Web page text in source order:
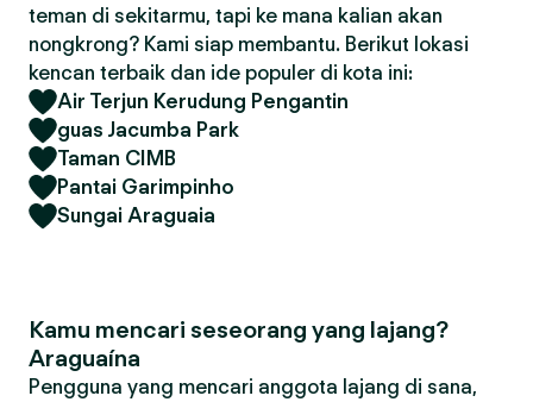
teman di sekitarmu, tapi ke mana kalian akan
nongkrong? Kami siap membantu. Berikut lokasi
kencan terbaik dan ide populer di kota ini:
Air Terjun Kerudung Pengantin
guas Jacumba Park
Taman CIMB
Pantai Garimpinho
Sungai Araguaia
Kamu mencari seseorang yang lajang?
Araguaína
Pengguna yang mencari anggota lajang di sana,